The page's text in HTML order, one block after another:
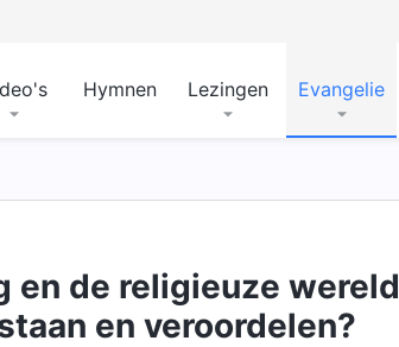
Hymnen Lezingen Evangelie
en de religieuze wereld
en veroordelen?